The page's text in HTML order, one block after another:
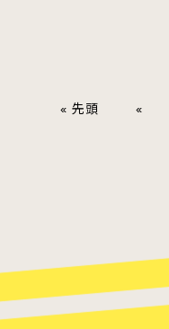
« 先頭 «